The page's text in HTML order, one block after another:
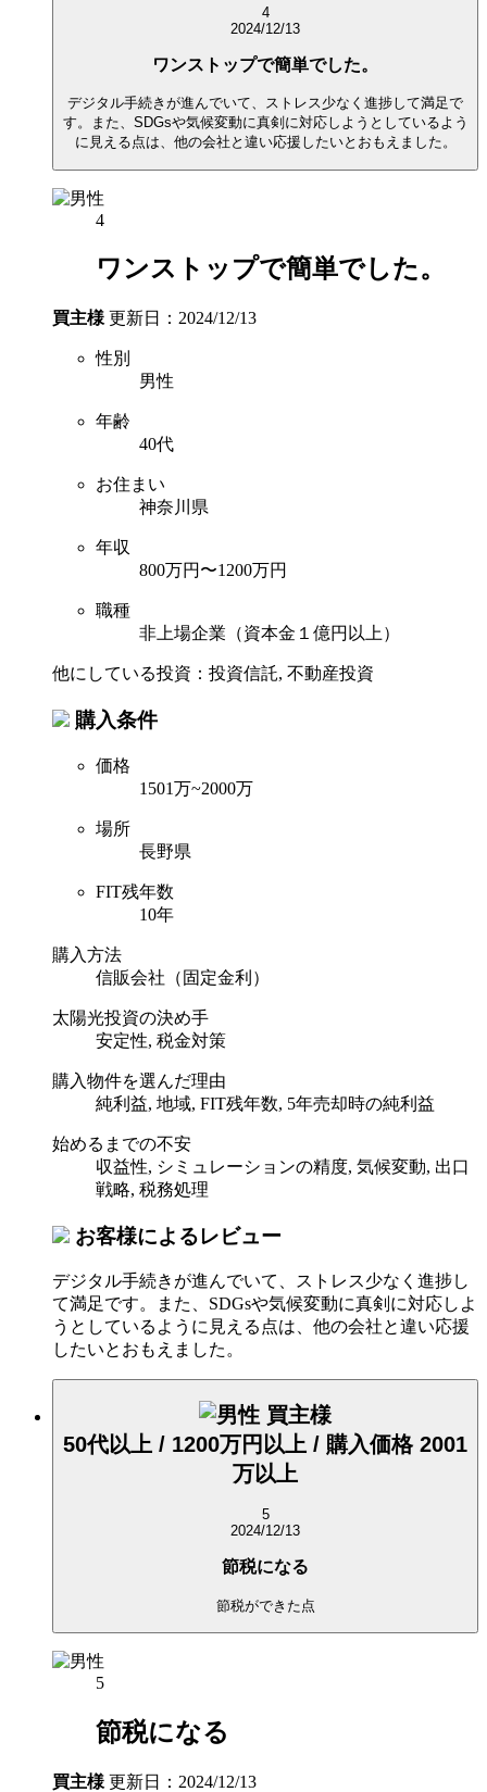
4
2024/12/13
ワンストップで簡単でした。
デジタル手続きが進んでいて、ストレス少なく進捗して満足で
す。また、SDGsや気候変動に真剣に対応しようとしているよう
に見える点は、他の会社と違い応援したいとおもえました。
4
ワンストップで簡単でした。
買主様 更新日：2024/12/13
性別
男性
年齢
40代
お住まい
神奈川県
年収
800万円〜1200万円
職種
非上場企業（資本金１億円以上）
他にしている投資：投資信託, 不動産投資
購入条件
価格
1501万~2000万
場所
長野県
FIT残年数
10年
購入方法
信販会社（固定金利）
太陽光投資の決め手
安定性, 税金対策
購入物件を選んだ理由
純利益, 地域, FIT残年数, 5年売却時の純利益
始めるまでの不安
収益性, シミュレーションの精度, 気候変動, 出口
戦略, 税務処理
お客様によるレビュー
デジタル手続きが進んでいて、ストレス少なく進捗し
て満足です。また、SDGsや気候変動に真剣に対応しよ
うとしているように見える点は、他の会社と違い応援
したいとおもえました。
買主様
50代以上 / 1200万円以上 / 購入価格 2001
万以上
5
2024/12/13
節税になる
節税ができた点
5
節税になる
買主様 更新日：2024/12/13